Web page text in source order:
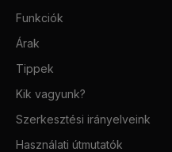
Funkciók
Árak
Tippek
Kik vagyunk?
Szerkesztési irányelveink
Használati útmutatók